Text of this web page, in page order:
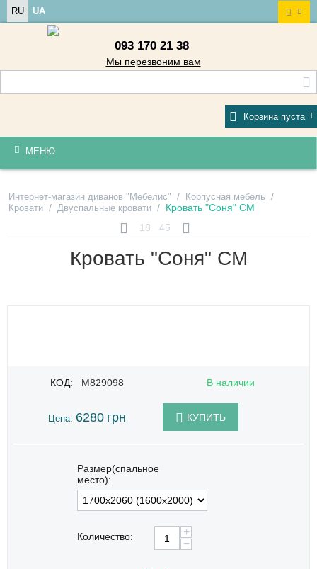
RU UA
093 170 21 38
Мы перезвоним вам
Корзина пуста
МЕНЮ
Интернет-магазин диванов "Мебелис" / Корпусная мебель /
Кровати / Двуспальные кровати / Кровать "Соня" СМ
18
45
Кровать "Соня" СМ
КОД: M829098 В наличии
Цена: 6280 грн КУПИТЬ
Размер(спальное
место):
Количество:
+
−